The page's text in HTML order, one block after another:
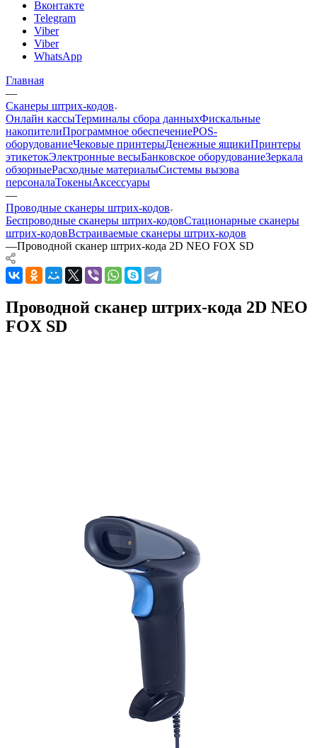
Вконтакте
Telegram
Viber
Viber
WhatsApp
Главная
—
Сканеры штрих-кодов
Онлайн кассыТерминалы сбора данныхФискальные
накопителиПрограммное обеспечениеPOS-
оборудованиеЧековые принтерыДенежные ящикиПринтеры
этикетокЭлектронные весыБанковское оборудованиеЗеркала
обзорныеРасходные материалыСистемы вызова
персоналаТокеныАксессуары
—
Проводные сканеры штрих-кодов
Беспроводные сканеры штрих-кодовСтационарные сканеры
штрих-кодовВстраиваемые сканеры штрих-кодов
—Проводной сканер штрих-кода 2D NEO FOX SD
Проводной сканер штрих-кода 2D NEO
FOX SD